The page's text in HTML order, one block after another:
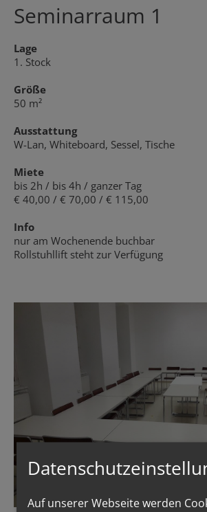
Seminarraum 1
Lage
1. Stock
Größe
50 m²
Ausstattung
W-Lan, Whiteboard, Sessel, Tische
Miete
bis 2h / bis 4h / ganzer Tag
€ 40,00 / € 70,00 / € 115,00
Info
nur am Wochenende buchbar
Rollstuhllift steht zur Verfügung
Auf unserer Webseite werden